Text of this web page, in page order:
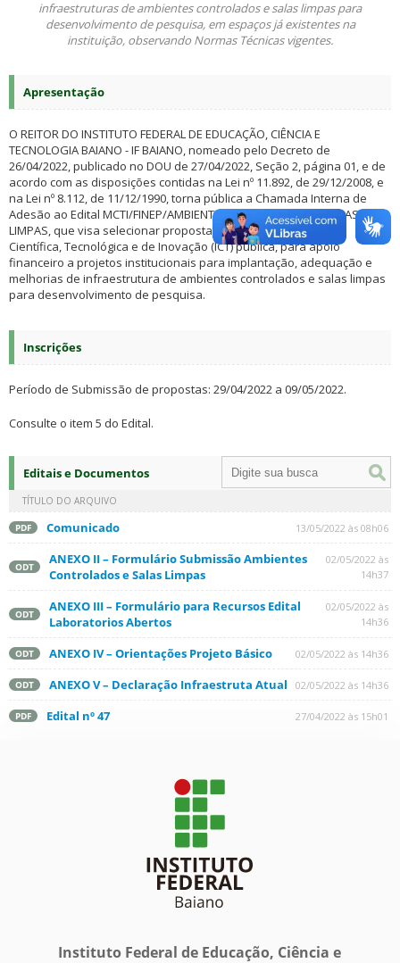
infraestruturas de ambientes controlados e salas limpas para
desenvolvimento de pesquisa, em espaços já existentes na
instituição, observando Normas Técnicas vigentes.
Apresentação
O REITOR DO INSTITUTO FEDERAL DE EDUCAÇÃO, CIÊNCIA E
TECNOLOGIA BAIANO - IF BAIANO, nomeado pelo Decreto de
26/04/2022, publicado no DOU de 27/04/2022, Seção 2, página 01, e de
acordo com as disposições contidas na Lei nº 11.892, de 29/12/2008, e
na Lei nº 8.112, de 11/12/1990, torna pública a Chamada Interna de
Adesão ao Edital MCTI/FINEP/AMBIENTES CONTROLADOS E SALAS
LIMPAS, que visa selecionar propostas oriundas de Instituição
Científica, Tecnológica e de Inovação (ICT) pública, para apoio
financeiro a projetos institucionais para implantação, adequação e
melhorias de infraestrutura de ambientes controlados e salas limpas
para desenvolvimento de pesquisa.
Inscrições
Período de Submissão de propostas: 29/04/2022 a 09/05/2022.
Consulte o item 5 do Edital.
Editais e Documentos
TÍTULO DO ARQUIVO
PDF Comunicado 13/05/2022 às 08h06
ODT
ANEXO II – Formulário Submissão Ambientes
Controlados e Salas Limpas
02/05/2022 às
14h37
ODT
ANEXO III – Formulário para Recursos Edital
Laboratorios Abertos
02/05/2022 às
14h36
ODT ANEXO IV – Orientações Projeto Básico 02/05/2022 às 14h36
ODT ANEXO V – Declaração Infraestruta Atual 02/05/2022 às 14h36
PDF Edital nº 47 27/04/2022 às 15h01
Instituto Federal de Educação, Ciência e